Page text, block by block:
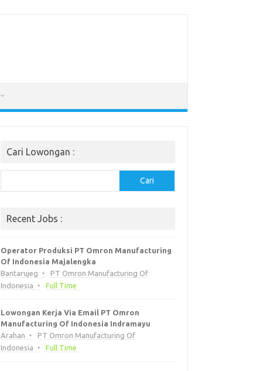
Cari Lowongan :
Cari
Recent Jobs :
Operator Produksi PT Omron Manufacturing
Of Indonesia Majalengka
Bantarujeg
PT Omron Manufacturing Of
Indonesia
Full Time
Lowongan Kerja Via Email PT Omron
Manufacturing Of Indonesia Indramayu
Arahan
PT Omron Manufacturing Of
Indonesia
Full Time